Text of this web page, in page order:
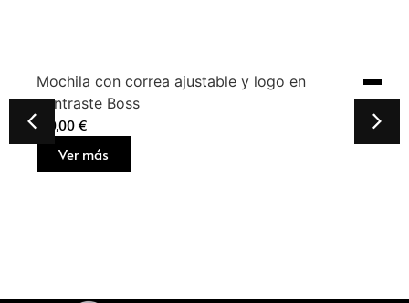
Mochila con correa ajustable y logo en
contraste Boss
160,00 €
Ver más